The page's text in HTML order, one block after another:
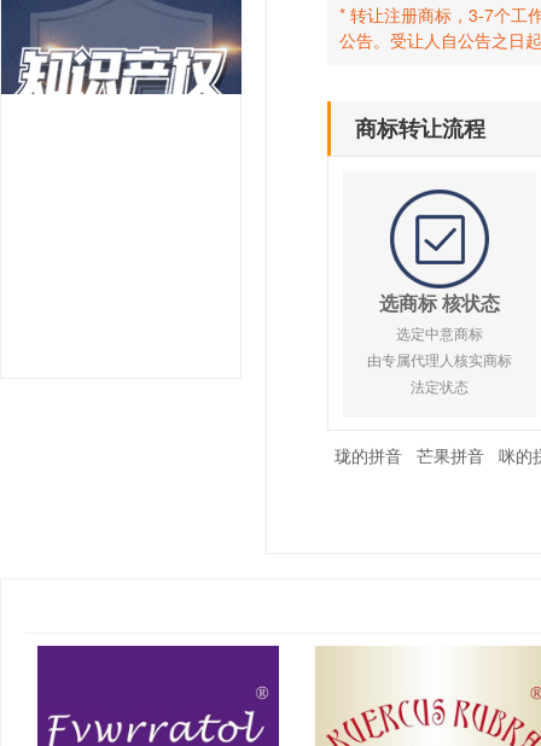
* 转让注册商标，3-7个工
公告。受让人自公告之日
商标转让流程
选商标 核状态
选定中意商标
由专属代理人核实商标
法定状态
珑的拼音 芒果拼音 咪的